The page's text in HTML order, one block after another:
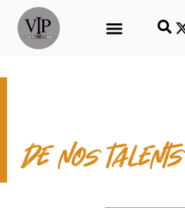
LES TEMPS FORTS
de nos talents